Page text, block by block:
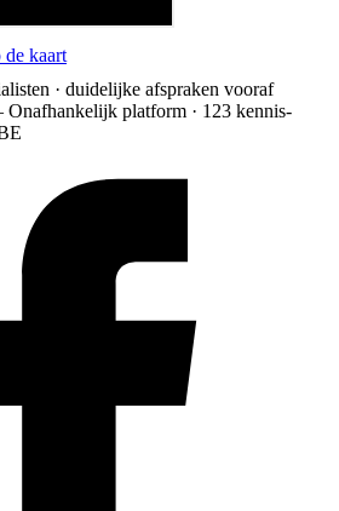
kaart
· duidelijke afspraken vooraf
platform · 123 kennis­